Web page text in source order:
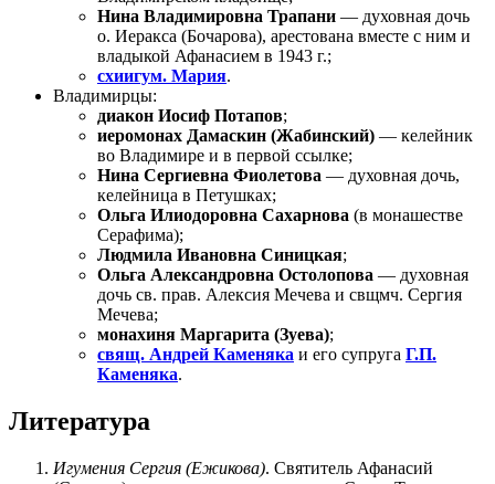
Нина Владимировна Трапани — духовная дочь
о. Иеракса (Бочарова), арестована вместе с ним и
владыкой Афанасием в 1943 г.;
схиигум. Мария.
Владимирцы:
диакон Иосиф Потапов;
иеромонах Дамаскин (Жабинский) — келейник
во Владимире и в первой ссылке;
Нина Сергиевна Фиолетова — духовная дочь,
келейница в Петушках;
Ольга Илиодоровна Сахарнова (в монашестве
Серафима);
Людмила Ивановна Синицкая;
Ольга Александровна Остолопова — духовная
дочь св. прав. Алексия Мечева и свщмч. Сергия
Мечева;
монахиня Маргарита (Зуева);
свящ. Андрей Каменяка и его супруга Г.П.
Каменяка.
Литература
Игумения Сергия (Ежикова). Святитель Афанасий